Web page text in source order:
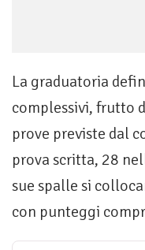
La graduatoria
complessivi, frutto
prove previste dal
prova scritta, 28
sue spalle si
con punteggi